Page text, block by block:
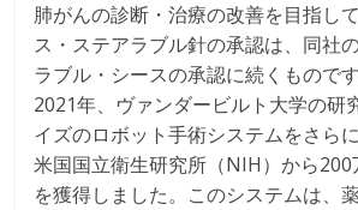
肺がんの診断・治療の改善を目指し
ス・ステアラブル針の承認は、同社
ラブル・シースの承認に続くものです
2021年、ヴァンダービルト大学の研
イズのロボット手術システムをさら
米国国立衛生研究所（NIH）から200
を獲得しました。このシステムは、